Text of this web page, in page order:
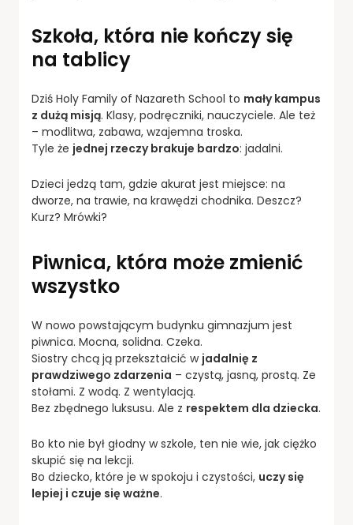
Szkoła, która nie kończy się
na tablicy
Dziś Holy Family of Nazareth School to mały kampus
z dużą misją. Klasy, podręczniki, nauczyciele. Ale też
– modlitwa, zabawa, wzajemna troska.
Tyle że jednej rzeczy brakuje bardzo: jadalni.
Dzieci jedzą tam, gdzie akurat jest miejsce: na
dworze, na trawie, na krawędzi chodnika. Deszcz?
Kurz? Mrówki?
Piwnica, która może zmienić
wszystko
W nowo powstającym budynku gimnazjum jest
piwnica. Mocna, solidna. Czeka.
Siostry chcą ją przekształcić w jadalnię z
prawdziwego zdarzenia – czystą, jasną, prostą. Ze
stołami. Z wodą. Z wentylacją.
Bez zbędnego luksusu. Ale z respektem dla dziecka.
Bo kto nie był głodny w szkole, ten nie wie, jak ciężko
skupić się na lekcji.
Bo dziecko, które je w spokoju i czystości, uczy się
lepiej i czuje się ważne.